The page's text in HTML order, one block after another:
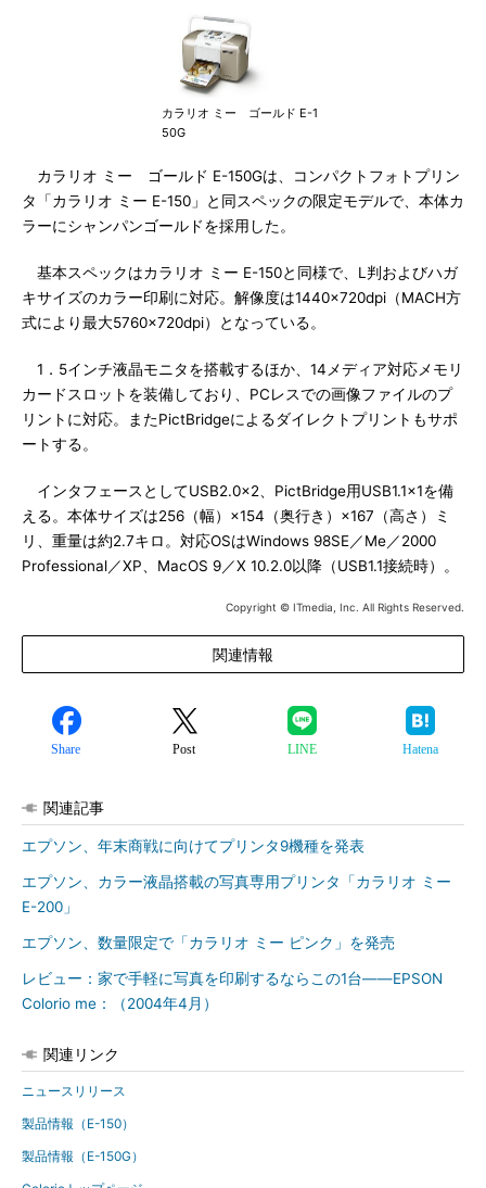
カラリオ ミー ゴールド E-1
50G
カラリオ ミー ゴールド E-150Gは、コンパクトフォトプリン
タ「カラリオ ミー E-150」と同スペックの限定モデルで、本体カ
ラーにシャンパンゴールドを採用した。
基本スペックはカラリオ ミー E-150と同様で、L判およびハガ
キサイズのカラー印刷に対応。解像度は1440×720dpi（MACH方
式により最大5760×720dpi）となっている。
1．5インチ液晶モニタを搭載するほか、14メディア対応メモリ
カードスロットを装備しており、PCレスでの画像ファイルのプ
リントに対応。またPictBridgeによるダイレクトプリントもサポ
ートする。
インタフェースとしてUSB2.0×2、PictBridge用USB1.1×1を備
える。本体サイズは256（幅）×154（奥行き）×167（高さ）ミ
リ、重量は約2.7キロ。対応OSはWindows 98SE／Me／2000
Professional／XP、MacOS 9／X 10.2.0以降（USB1.1接続時）。
Copyright © ITmedia, Inc. All Rights Reserved.
関連情報
Share Post LINE Hatena
関連記事
エプソン、年末商戦に向けてプリンタ9機種を発表
エプソン、カラー液晶搭載の写真専用プリンタ「カラリオ ミー
E-200」
エプソン、数量限定で「カラリオ ミー ピンク」を発売
レビュー：家で手軽に写真を印刷するならこの1台――EPSON
Colorio me：（2004年4月）
関連リンク
ニュースリリース
製品情報（E-150）
製品情報（E-150G）